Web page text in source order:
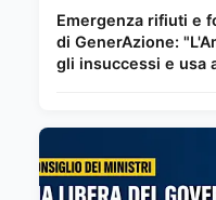
Emergenza rifiuti e
di GenerAzione:
gli insuccessi e usa